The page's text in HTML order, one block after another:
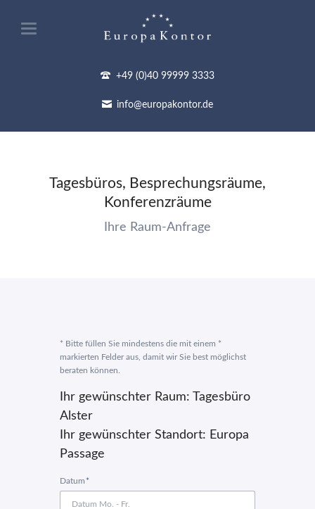
+49 (0)40 99999 3333
info@europakontor.de
Tagesbüros, Besprechungsräume,
Konferenzräume
Ihre Raum-Anfrage
* Bitte füllen Sie mindestens die mit einem *
markierten Felder aus, damit wir Sie best möglichst
beraten können.
Ihr gewünschter Raum: Tagesbüro
Alster
Ihr gewünschter Standort: Europa
Passage
Pflichtfeld
Datum *